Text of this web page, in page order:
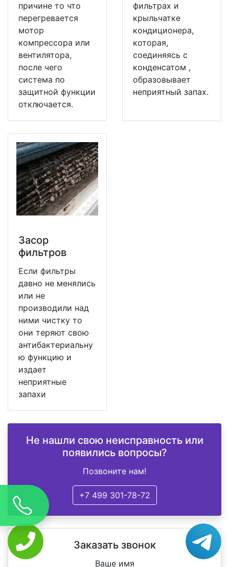
причине то что
перегревается
мотор
компрессора или
вентилятора,
после чего
система по
защитной функции
отключается.
фильтрах и
крыльчатке
кондиционера,
которая,
соединяясь с
конденсатом ,
образовывает
неприятный запах.
Засор
фильтров
Если фильтры
давно не менялись
или не
производили над
ними чистку то
они теряют свою
антибактериальну
ю функцию и
издает
неприятные
запахи
Не нашли свою неисправность или
появились вопросы?
Позвоните нам!
+7 499 301-78-72
Заказать звонок
Ваше имя